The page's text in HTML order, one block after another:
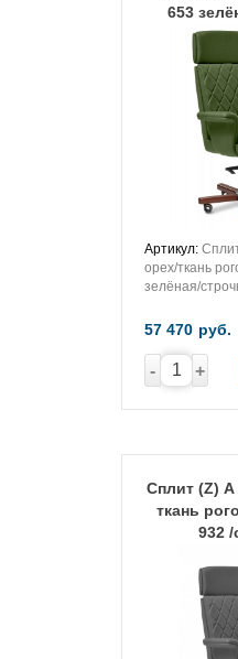
653
Артикул:
орех/ткань
зелёная/
57 470 руб.
- +
Сплит (Z)
ткань
932 /